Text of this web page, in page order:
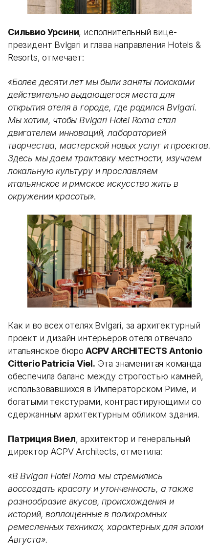
Сильвио Урсини, исполнительный вице-
президент Bvlgari и глава направления Hotels &
Resorts, отмечает:
«Более десяти лет мы были заняты поисками
действительно выдающегося места для
открытия отеля в городе, где родился Bvlgari.
Мы хотим, чтобы Bvlgari Hotel Roma стал
двигателем инноваций, лабораторией
творчества, мастерской новых услуг и проектов.
Здесь мы даем трактовку местности, изучаем
локальную культуру и прославляем
итальянское и римское искусство жить в
окружении красоты».
Как и во всех отелях Bvlgari, за архитектурный
проект и дизайн интерьеров отеля отвечало
итальянское бюро ACPV ARCHITECTS Antonio
Citterio Patricia Viel. Эта знаменитая команда
обеспечила баланс между строгостью камней,
использовавшихся в Императорском Риме, и
богатыми текстурами, контрастирующими со
сдержанным архитектурным обликом здания.
Патриция Виел, архитектор и генеральный
директор ACPV Architects, отметила:
«В Bvlgari Hotel Roma мы стремились
воссоздать красоту и утонченность, а также
разнообразие вкусов, происхождения и
историй, воплощенные в полихромных
ремесленных техниках, характерных для эпохи
Августа».